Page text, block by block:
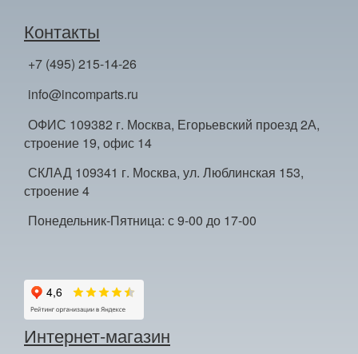
Контакты
+7 (495) 215-14-26
info@incomparts.ru
ОФИС 109382 г. Москва, Егорьевский проезд 2А,
строение 19, офис 14
СКЛАД 109341 г. Москва, ул. Люблинская 153,
строение 4
Понедельник-Пятница: с 9-00 до 17-00
Интернет-магазин